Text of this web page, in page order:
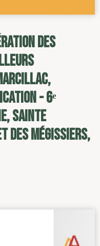
des
- 6ᵉ
sainte
des mégissiers,